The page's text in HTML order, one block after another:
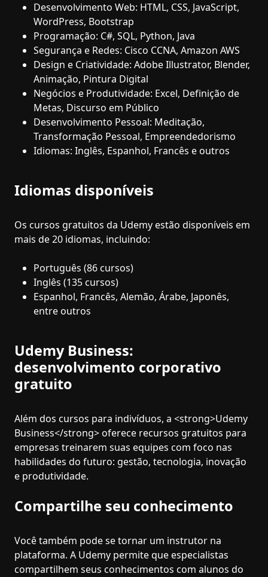
Desenvolvimento Web: HTML, CSS, JavaScript,
WordPress, Bootstrap
Programação: C#, SQL, Python, Java
Segurança e Redes: Cisco CCNA, Amazon AWS
Design e Criatividade: Adobe Illustrator, Blender,
Animação, Pintura Digital
Negócios e Produtividade: Excel, Definição de
Metas, Discurso em Público
Desenvolvimento Pessoal: Meditação,
Transformação Pessoal, Empreendedorismo
Idiomas: Inglês, Espanhol, Francês e outros
Idiomas disponíveis
Os cursos gratuitos da Udemy estão disponíveis em
mais de 20 idiomas, incluindo:
Português (86 cursos)
Inglês (135 cursos)
Espanhol, Francês, Alemão, Árabe, Japonês,
entre outros
Udemy Business:
desenvolvimento corporativo
gratuito
Além dos cursos para indivíduos, a <strong>Udemy
Business</strong> oferece recursos gratuitos para
empresas treinarem suas equipes com foco nas
habilidades do futuro: gestão, tecnologia, inovação
e produtividade.
Compartilhe seu conhecimento
Você também pode se tornar um instrutor na
plataforma. A Udemy permite que especialistas
compartilhem seus conhecimentos com alunos do